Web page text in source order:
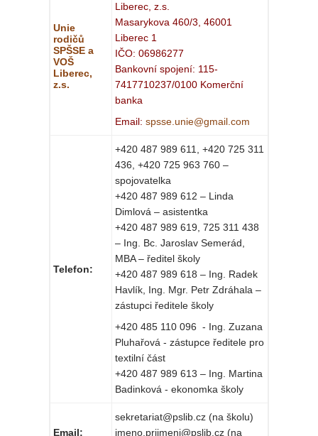
Unie
rodičů
SPŠSE a
VOŠ
Liberec,
z.s.
Liberec, z.s.
Masarykova 460/3, 46001
Liberec 1
IČO: 06986277
Bankovní spojení: 115-
7417710237/0100 Komerční
banka
Email: spsse.unie@gmail.com
Telefon:
+420 487 989 611, +420 725 311
436, +420 725 963 760 –
spojovatelka
+420 487 989 612 – Linda
Dimlová – asistentka
+420 487 989 619, 725 311 438
– Ing. Bc. Jaroslav Semerád,
MBA – ředitel školy
+420 487 989 618 – Ing. Radek
Havlík, Ing. Mgr. Petr Zdráhala –
zástupci ředitele školy
+420 485 110 096 - Ing. Zuzana
Pluhařová - zástupce ředitele pro
textilní část
+420 487 989 613 – Ing. Martina
Badinková - ekonomka školy
Email:
sekretariat@pslib.cz (na školu)
jmeno.prijmeni@pslib.cz (na